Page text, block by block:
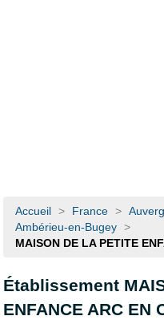
Accueil > France >
Ambérieu-en-Bugey >
MAISON DE LA PETITE
Établissement
ENFANCE ARC EN